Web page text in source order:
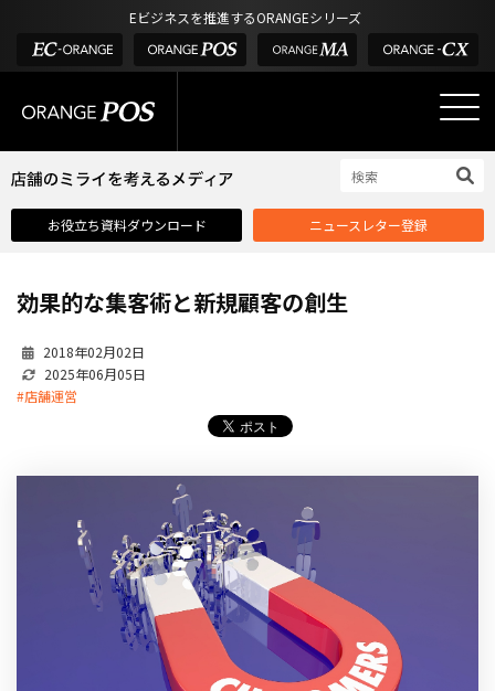
Eビジネスを推進するORANGEシリーズ
タッチパネル式カスタマーディスプレイ
インフラ環境・サポート
業界別ソリューション
酒販・ワイン
サロン
導入・補助金
デジタル化・AI導入補助金
お役立ち記事
POS お役立ち情報
店舗のミライを考えるメディア
03-6432-0346
電話受付：平日 10:00~17:00
お役立ち資料ダウンロード ニュースレター登録
効果的な集客術と新規顧客の創生
2018年02月02日
2025年06月05日
#店舗運営